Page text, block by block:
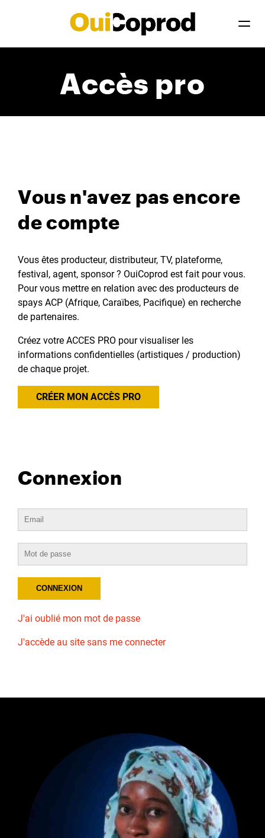
Accès pro
Vous n'avez pas encore
de compte
Vous êtes producteur, distributeur, TV, plateforme,
festival, agent, sponsor ? OuiCoprod est fait pour vous.
Pour vous mettre en relation avec des producteurs de
spays ACP (Afrique, Caraïbes, Pacifique) en recherche
de partenaires.
Créez votre ACCES PRO pour visualiser les
informations confidentielles (artistiques / production)
de chaque projet.
CRÉER MON ACCÈS PRO
Connexion
J'ai oublié mon mot de passe
J'accède au site sans me connecter